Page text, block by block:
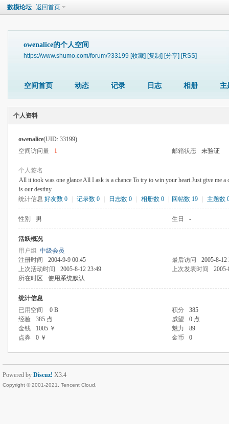
数模论坛 返回首页
owenalice的个人空间
https://www.shumo.com/forum/?33199 [收藏] [复制] [分享] [RSS]
空间首页 动态 记录 日志 相册 主
个人资料
owenalice(UID: 33199)
空间访问量
1 邮箱状态 未验证
个人签名
All it took was one glance All I ask is a chance To try to win your heart Just give me
is our destiny
统计信息 好友数 0 记录数 0 日志数 0 相册数 0 回帖数 19 主题数
性别 男 生日 -
活跃概况
用户组 中级会员
注册时间
2004-9-9 00:45 最后访问
2005-8-12
上次活动时间
2005-8-12 23:49 上次发表时间
所在时区
使用系统默认
统计信息
已用空间
0 B 积分
385
经验
385 点 威望
0 点
金钱
1005 ￥ 魅力
89
点券
0 ￥ 金币 0
Powered by Discuz! X3.4
Copyright © 2001-2021, Tencent Cloud.